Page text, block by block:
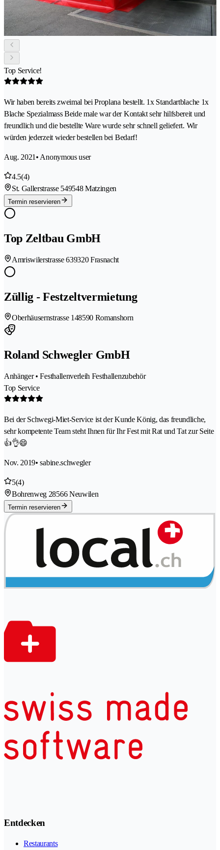
Top Service!
Wir haben bereits zweimal bei Proplana bestellt. 1x Standartblache 1x
Blache Spezialmass Beide male war der Kontakt sehr hilfsbereit und
freundlich und die bestellte Ware wurde sehr schnell geliefert. Wir
würden jederzeit wieder bestellen bei Bedarf!
Aug. 2021 • Anonymous user
4.5(4)
St. Gallerstrasse 549548 Matzingen
Termin reservieren
Top Zeltbau GmbH
Amriswilerstrasse 639320 Frasnacht
Züllig - Festzeltvermietung
Oberhäusernstrasse 148590 Romanshorn
Roland Schwegler GmbH
Anhänger • Festhallenverleih Festhallenzubehör
Top Service
Bei der Schwegi-Miet-Service ist der Kunde König, das freundliche,
sehr kompetente Team steht Ihnen für Ihr Fest mit Rat und Tat zur Seite
👍👌😄
Nov. 2019• sabine.schwegler
5(4)
Bohrenweg 28566 Neuwilen
Termin reservieren
Entdecken
Restaurants